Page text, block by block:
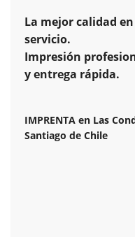
La mejor calidad en
servicio.
Impresión
y entrega rápida.
IMPRENTA en Las
Santiago de Chile